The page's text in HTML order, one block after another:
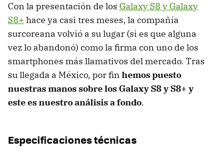
Con la presentación de los Galaxy S8 y Galaxy
S8+ hace ya casi tres meses, la compañía
surcoreana volvió a su lugar (si es que alguna
vez lo abandonó) como la firma con uno de los
smartphones más llamativos del mercado. Tras
su llegada a México, por fin hemos puesto
nuestras manos sobre los Galaxy S8 y S8+ y
este es nuestro análisis a fondo.
Especificaciones técnicas